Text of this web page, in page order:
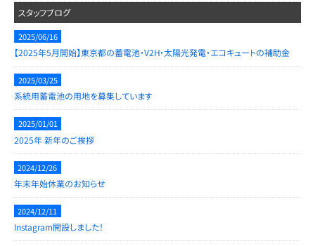
スタッフブログ
2025/06/16
【2025年5月開始】東京都の蓄電池・V2H・太陽光発電・エコキュートの補助金
2025/03/25
系統用蓄電池の用地を募集しています
2025/01/01
2025年 新年のご挨拶
2024/12/26
年末年始休業のお知らせ
2024/12/11
Instagram開設しました！